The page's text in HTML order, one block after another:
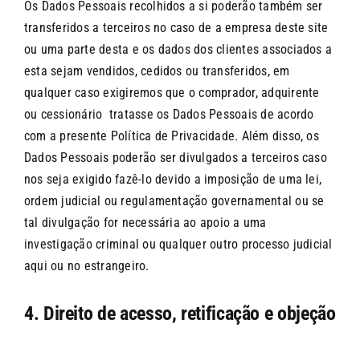
Os Dados Pessoais recolhidos a si poderão também ser
transferidos a terceiros no caso de a empresa deste site
ou uma parte desta e os dados dos clientes associados a
esta sejam vendidos, cedidos ou transferidos, em
qualquer caso exigiremos que o comprador, adquirente
ou cessionário tratasse os Dados Pessoais de acordo
com a presente Política de Privacidade. Além disso, os
Dados Pessoais poderão ser divulgados a terceiros caso
nos seja exigido fazê-lo devido a imposição de uma lei,
ordem judicial ou regulamentação governamental ou se
tal divulgação for necessária ao apoio a uma
investigação criminal ou qualquer outro processo judicial
aqui ou no estrangeiro.
4. Direito de acesso, retificação e objeção